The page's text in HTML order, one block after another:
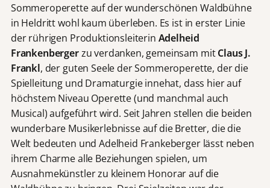
Sommeroperette auf der wunderschönen Waldbühne
in Heldritt wohl kaum überleben. Es ist in erster Linie
der rührigen Produktionsleiterin Adelheid
Frankenbergerzu verdanken, gemeinsam mitClaus J.
Frankl, der guten Seele der Sommeroperette, der die
Spielleitung und Dramaturgie innehat, dass hier auf
höchstem Niveau Operette (und manchmal auch
Musical) aufgeführt wird. Seit Jahren stellen die beiden
wunderbare Musikerlebnisse auf die Bretter, die die
Welt bedeuten und Adelheid Frankeberger lässt neben
ihrem Charme alle Beziehungen spielen, um
Ausnahmekünstler zu kleinem Honorar auf die